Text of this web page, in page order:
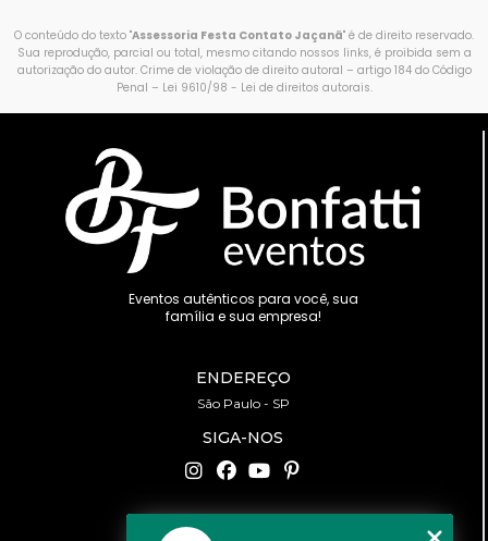
O conteúdo do texto "Assessoria Festa Contato Jaçanã" é de direito reservado.
Sua reprodução, parcial ou total, mesmo citando nossos links, é proibida sem a
autorização do autor. Crime de violação de direito autoral – artigo 184 do Código
Penal – Lei 9610/98 - Lei de direitos autorais.
Eventos autênticos para você, sua
família e sua empresa!
ENDEREÇO
São Paulo - SP
SIGA-NOS
CONTATO